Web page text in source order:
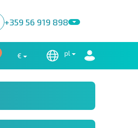
+359 56 919 898
€ pl